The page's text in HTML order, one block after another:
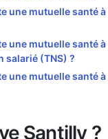
une mutuelle santé
une mutuelle santé
salarié (TNS) ?
une mutuelle santé
Santilly ?